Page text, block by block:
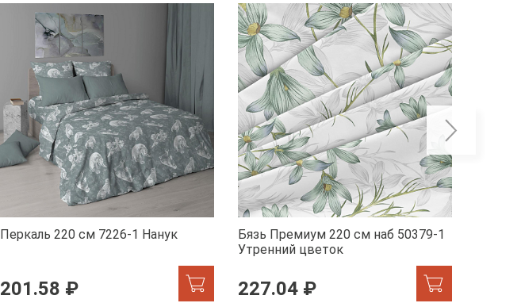
Перкаль 220 см 7226-1 Нанук
201.58 ₽
Бязь Премиум 220 см наб 50379-1
Утренний цветок
227.04 ₽